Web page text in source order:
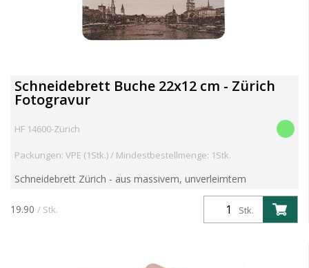
Schneidebrett Buche 22x12 cm - Zürich
Fotogravur
HF 14600-Zürich
Packungen: VPE (1Stk.) / Mindestbestellmenge: 1Stk.
Schneidebrett Zürich - aus massivem, unverleimtem
europäischem Buchen Holz Grösse: 22.5 x 12.5 x 1.2cm
Artikelgewicht 0.25 kg
Stk.
19.90 / Stk.